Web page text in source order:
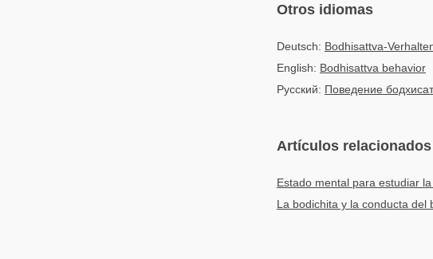
Otros idiomas
Deutsch: Bodhisattva-
English: Bodhisattva behavior
Русский: Поведение
Artículos relacionados
Estado mental para estudiar
La bodichita y la conducta del